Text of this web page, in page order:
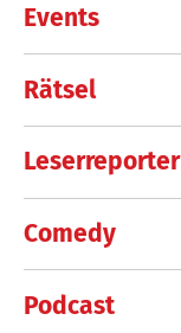
Events
Rätsel
Leserreporter
Comedy
Podcast